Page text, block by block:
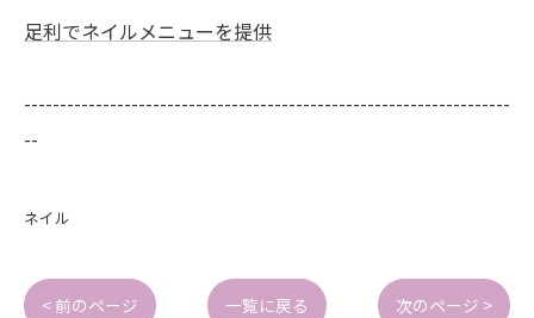
足利でネイルメニューを提供
--------------------------------------------------------------------
--
ネイル
< 前のページ 一覧に戻る 次のページ >